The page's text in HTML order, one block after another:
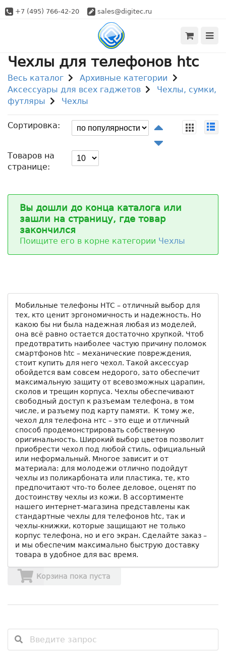
+7 (495) 766-42-20 sales@digitec.ru
Чехлы для телефонов htc
Весь каталог
Архивные категории
Аксессуары для всех гаджетов
Чехлы, сумки,
футляры
Чехлы
Сортировка:
Товаров на
странице:
Вы дошли до конца каталога или
зашли на страницу, где товар
закончился
Поищите его в корне категории Чехлы
Мобильные телефоны HTC – отличный выбор для
тех, кто ценит эргономичность и надежность. Но
какою бы ни была надежная любая из моделей,
она всё равно остается достаточно хрупкой. Чтоб
предотвратить наиболее частую причину поломок
смартфонов htc – механические повреждения,
стоит купить для него чехол. Такой аксессуар
обойдется вам совсем недорого, зато обеспечит
максимальную защиту от всевозможных царапин,
сколов и трещин корпуса. Чехлы обеспечивают
свободный доступ к разъемам телефона, в том
числе, и разъему под карту памяти. К тому же,
чехол для телефона нтс – это еще и отличный
способ продемонстрировать собственную
оригинальность. Широкий выбор цветов позволит
приобрести чехол под любой стиль, официальный
или неформальный. Многое зависит и от
материала: для молодежи отлично подойдут
чехлы из поликарбоната или пластика, те, кто
предпочитают что-то более деловое, оценят по
достоинству чехлы из кожи. В ассортименте
нашего интернет-магазина представлены как
стандартные чехлы для телефонов htc, так и
чехлы-книжки, которые защищают не только
корпус телефона, но и его экран. Сделайте заказ –
и мы обеспечим максимально быструю доставку
товара в удобное для вас время.
Корзина пока пуста